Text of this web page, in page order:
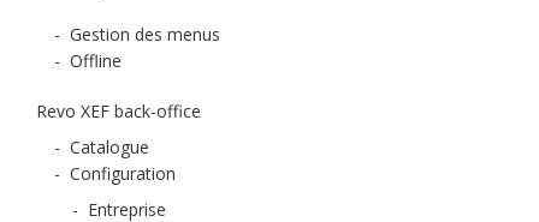
- Gestion des menus
- Offline
Revo XEF back-office
- Catalogue
- Configuration
- Entreprise